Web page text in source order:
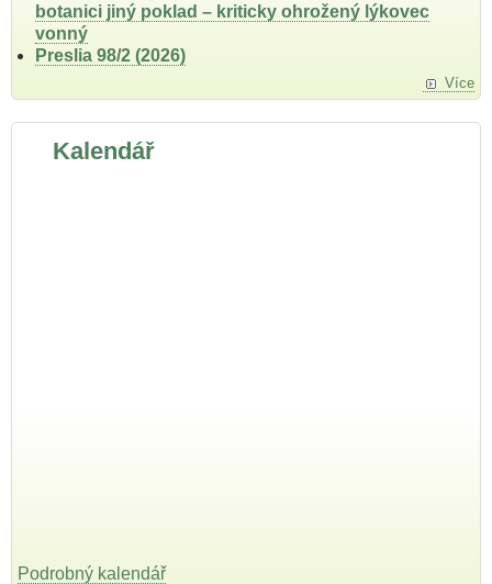
botanici jiný poklad – kriticky ohrožený lýkovec
vonný
Preslia 98/2 (2026)
Více
Kalendář
Podrobný kalendář